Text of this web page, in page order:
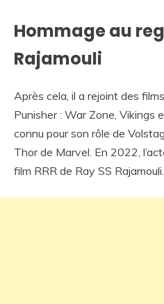
Hommage au
Rajamouli
Après cela, il a rejoint des
Punisher : War Zone,
connu pour son rôle de
Thor de Marvel. En 2022,
film RRR de Ray SS Rajamouli.